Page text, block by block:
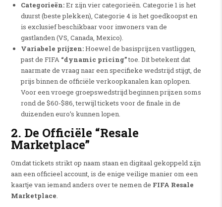
Categorieën:Er zijn vier categorieën. Categorie 1 is het
duurst (beste plekken), Categorie 4 is het goedkoopst en
is exclusief beschikbaar voor inwoners van de
gastlanden (VS, Canada, Mexico).
Variabele prijzen:Hoewel de basisprijzen vastliggen,
past de FIFA “dynamic pricing”toe. Dit betekent dat
naarmate de vraag naar een specifieke wedstrijd stijgt, de
prijs binnen de officiële verkoopkanalen kan oplopen.
Voor een vroege groepswedstrijd beginnen prijzen soms
rond de $60-$86, terwijl tickets voor de finale in de
duizenden euro’s kunnen lopen.
2. De Officiële “Resale
Marketplace”
Omdat tickets strikt op naam staan en digitaal gekoppeld zijn
aan een officieel account, is de enige veilige manier om een
kaartje van iemand anders over te nemen de FIFA Resale
Marketplace.